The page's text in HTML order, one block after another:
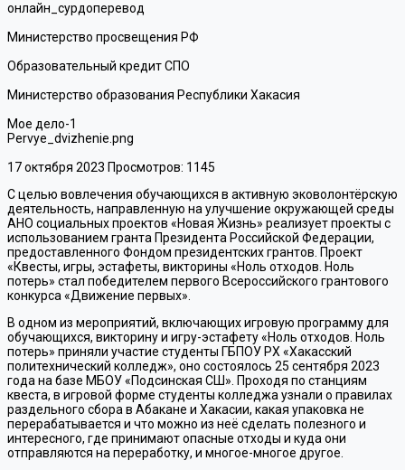
онлайн_сурдоперевод
Министерство просвещения РФ
Образовательный кредит СПО
Министерство образования Республики Хакасия
Мое дело-1
Pervye_dvizhenie.png
17 октября 2023 Просмотров: 1145
С целью вовлечения обучающихся в активную эковолонтёрскую
деятельность, направленную на улучшение окружающей среды
АНО социальных проектов «Новая Жизнь» реализует проекты с
использованием гранта Президента Российской Федерации,
предоставленного Фондом президентских грантов. Проект
«Квесты, игры, эстафеты, викторины «Ноль отходов. Ноль
потерь» стал победителем первого Всероссийского грантового
конкурса «Движение первых».
В одном из мероприятий, включающих игровую программу для
обучающихся, викторину и игру-эстафету «Ноль отходов. Ноль
потерь» приняли участие студенты ГБПОУ РХ «Хакасский
политехнический колледж», оно состоялось 25 сентября 2023
года на базе МБОУ «Подсинская СШ». Проходя по станциям
квеста, в игровой форме студенты колледжа узнали о правилах
раздельного сбора в Абакане и Хакасии, какая упаковка не
перерабатывается и что можно из неё сделать полезного и
интересного, где принимают опасные отходы и куда они
отправляются на переработку, и многое-многое другое.